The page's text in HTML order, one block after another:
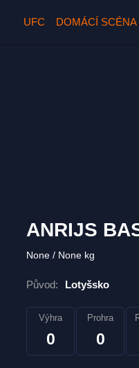
UFC DOMÁCÍ SCÉNA
ANRIJS
None None kg
Původ: Lotyšsko
Výhra
0
Prohra
0